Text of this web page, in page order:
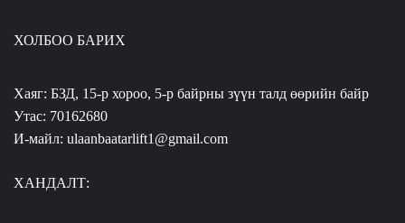
ХОЛБОО БАРИХ
Хаяг: БЗД, 15-р хороо, 5-р байрны зүүн талд өөрийн байр
Утас: 70162680
И-майл: ulaanbaatarlift1@gmail.com
ХАНДАЛТ: